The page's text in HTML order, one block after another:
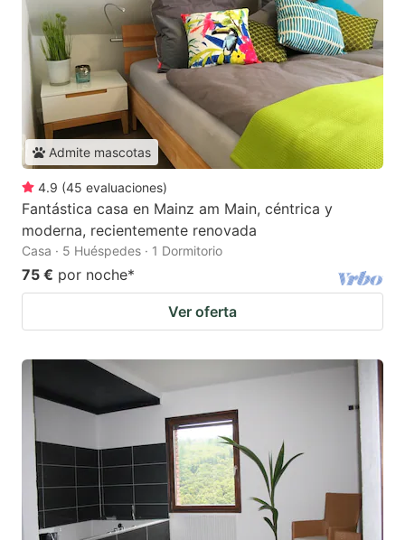
Admite mascotas
4.9 (45 evaluaciones)
Fantástica casa en Mainz am Main, céntrica y
moderna, recientemente renovada
Casa · 5 Huéspedes · 1 Dormitorio
75 € por noche*
Ver oferta